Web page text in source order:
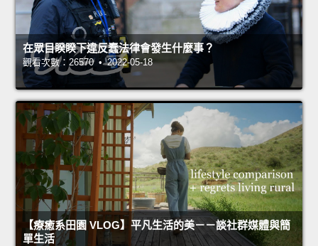
在眾目睽睽下違反蠢法律會發生什麼事？
觀看次數：26570 • 2022-05-18
【療癒系田園 VLOG】平凡生活的美－－談社群媒體與簡
單生活